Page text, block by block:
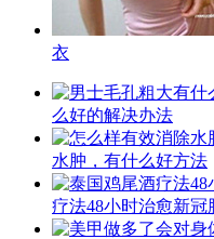
衣
么好的解决办法
水肿，有什么好方法
疗法48小时治愈新冠